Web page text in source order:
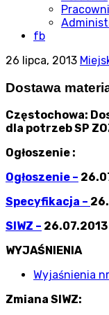
fb
26 lipca, 2013
Dostawa
Częstochowa:
dla potrzeb SP
Ogłoszenie :
Ogłoszenie –
Specyfikacja –
SIWZ – 26.07.2013
WYJAŚNIENIA
Wyjaśnienia nr
Zmiana SIWZ: